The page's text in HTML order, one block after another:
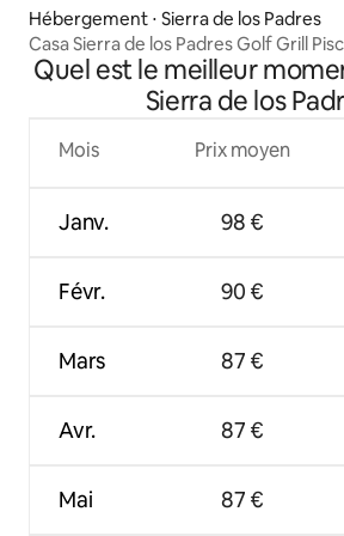
Hébergement ⋅ Sierra de los Padres
Casa Sierra de los Padres Golf Grill
Quel est le meilleur
Sierra de los
Mois
Janv.
Févr.
Mars
Avr.
Mai
Prix moyen
98 €
90 €
87 €
87 €
87 €